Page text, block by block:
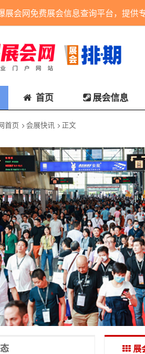
展会网免费展会信息查询平台，提供
首页 展会信息
首页 会展快讯 正文
展